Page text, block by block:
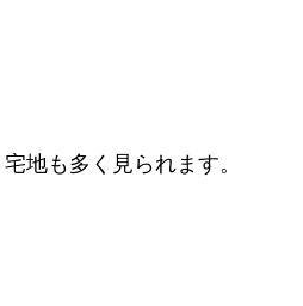
地も多く見られます。